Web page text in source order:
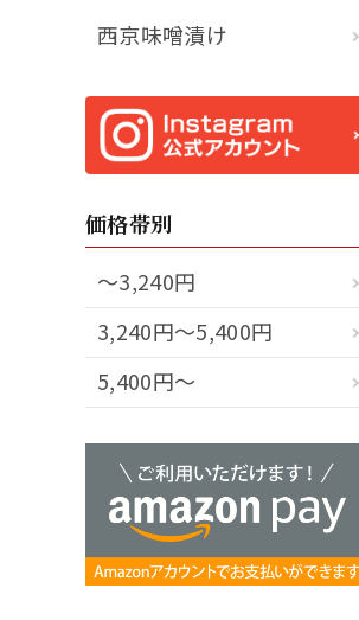
西京味噌漬け
価格帯別
～3,240円
3,240円～5,400円
5,400円～